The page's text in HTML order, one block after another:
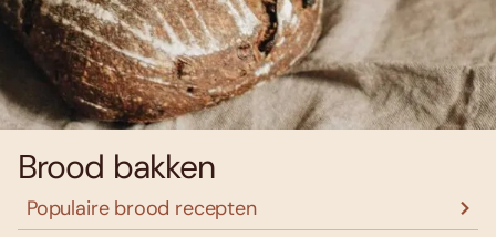
Brood bakken
Populaire brood recepten